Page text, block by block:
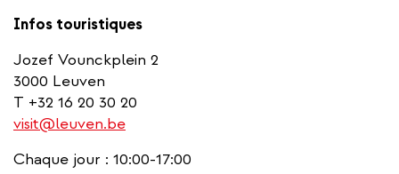
Infos touristiques
Jozef Vounckplein 2
3000 Leuven
T +32 16 20 30 20
visit@leuven.be
Chaque jour : 10:00-17:00